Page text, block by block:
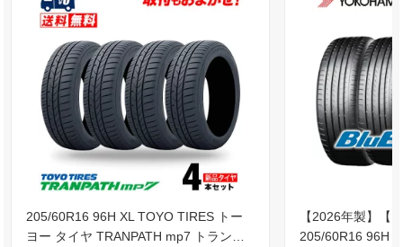
205/60R16 96H XL TOYO TIRES トー
ヨー タイヤ TRANPATH mp7 トランパ
【2026年製】【
205/60R16 96H